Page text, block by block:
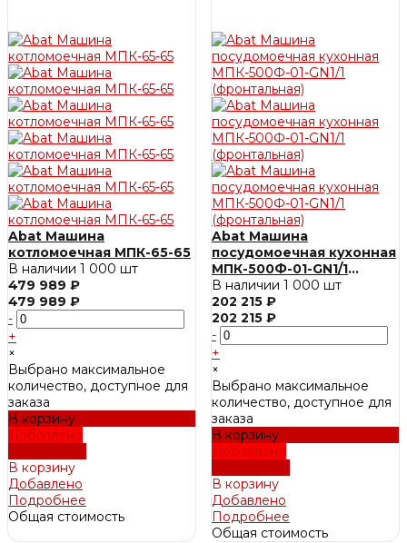
Abat Машина
котломоечная МПК-65-65
В наличии 1 000 шт
479 989 ₽
479 989 ₽
-
+
×
Выбрано максимальное
количество, доступное для
заказа
В корзину
Добавлено
В корзину
Добавлено
Подробнее
Общая стоимость
Abat Машина
посудомоечная кухонная
МПК-500Ф-01-GN1/1
(фронтальная)
В наличии 1 000 шт
202 215 ₽
202 215 ₽
-
+
×
Выбрано максимальное
количество, доступное для
заказа
В корзину
Добавлено
В корзину
Добавлено
Подробнее
Общая стоимость